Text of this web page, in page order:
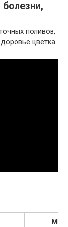
поливов,
цветка.